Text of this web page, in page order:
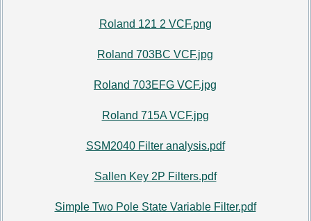
Roland 121 2 VCF.png
Roland 703BC VCF.jpg
Roland 703EFG VCF.jpg
Roland 715A VCF.jpg
SSM2040 Filter analysis.pdf
Sallen Key 2P Filters.pdf
Simple Two Pole State Variable Filter.pdf